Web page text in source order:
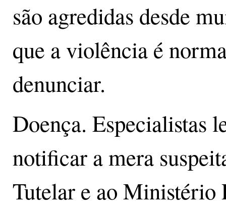
são agredidas desde
que a violência é
denunciar.
Doença. Especialistas
notificar a mera
Tutelar e ao Ministério